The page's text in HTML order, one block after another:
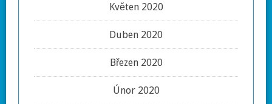
Květen 2020
Duben 2020
Březen 2020
Únor 2020